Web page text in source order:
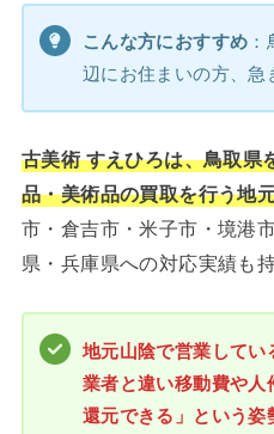
こんな方におすすめ
辺にお住まいの方、急
古美術 すえひろは、鳥取県
品・美術品の買取を行う地
市・倉吉市・米子市・境港
県・兵庫県への対応実績も
地元山陰で営業してい
業者と違い移動費や人
還元できる」という姿